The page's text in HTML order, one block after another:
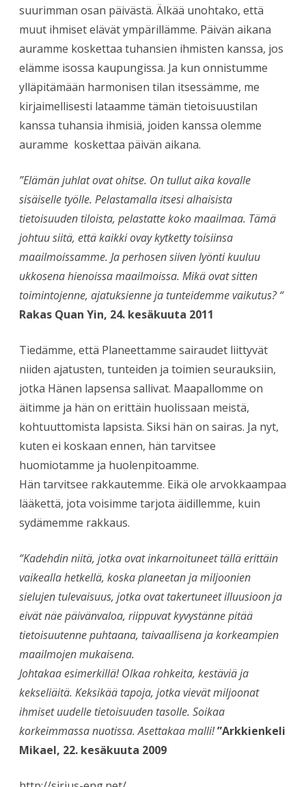
suurimman osan päivästä. Älkää unohtako, että
muut ihmiset elävät ympärillämme. Päivän aikana
auramme koskettaa tuhansien ihmisten kanssa, jos
elämme isossa kaupungissa. Ja kun onnistumme
ylläpitämään harmonisen tilan itsessämme, me
kirjaimellisesti lataamme tämän tietoisuustilan
kanssa tuhansia ihmisiä, joiden kanssa olemme
auramme koskettaa päivän aikana.
”Elämän juhlat ovat ohitse. On tullut aika kovalle
sisäiselle työlle. Pelastamalla itsesi alhaisista
tietoisuuden tiloista, pelastatte koko maailmaa. Tämä
johtuu siitä, että kaikki ovay kytketty toisiinsa
maailmoissamme. Ja perhosen siiven lyönti kuuluu
ukkosena hienoissa maailmoissa. Mikä ovat sitten
toimintojenne, ajatuksienne ja tunteidemme vaikutus? “
Rakas Quan Yin, 24. kesäkuuta 2011
Tiedämme, että Planeettamme sairaudet liittyvät
niiden ajatusten, tunteiden ja toimien seurauksiin,
jotka Hänen lapsensa sallivat. Maapallomme on
äitimme ja hän on erittäin huolissaan meistä,
kohtuuttomista lapsista. Siksi hän on sairas. Ja nyt,
kuten ei koskaan ennen, hän tarvitsee
huomiotamme ja huolenpitoamme.
Hän tarvitsee rakkautemme. Eikä ole arvokkaampaa
lääkettä, jota voisimme tarjota äidillemme, kuin
sydämemme rakkaus.
“Kadehdin niitä, jotka ovat inkarnoituneet tällä erittäin
vaikealla hetkellä, koska planeetan ja miljoonien
sielujen tulevaisuus, jotka ovat takertuneet illuusioon ja
eivät näe päivänvaloa, riippuvat kyvystänne pitää
tietoisuutenne puhtaana, taivaallisena ja korkeampien
maailmojen mukaisena.
Johtakaa esimerkillä! Olkaa rohkeita, kestäviä ja
kekseliäitä. Keksikää tapoja, jotka vievät miljoonat
ihmiset uudelle tietoisuuden tasolle. Soikaa
korkeimmassa nuotissa. Asettakaa malli!”Arkkienkeli
Mikael, 22. kesäkuuta 2009